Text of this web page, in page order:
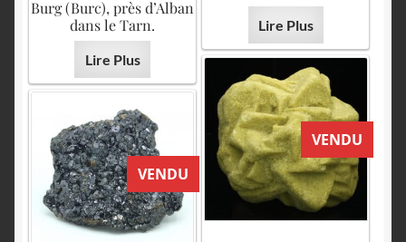
Lire Plus
Burg (Burc), près d’Alban
dans le Tarn.
Lire Plus
VENDU
VENDU